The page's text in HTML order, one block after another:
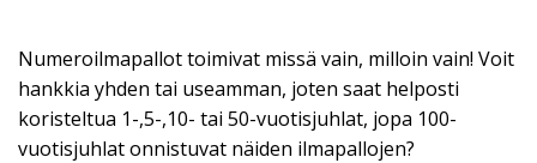
Numeroilmapallot toimivat missä vain, milloin vain! Voit
hankkia yhden tai useamman, joten saat helposti
koristeltua 1-,5-,10- tai 50-vuotisjuhlat, jopa 100-
vuotisjuhlat onnistuvat näiden ilmapallojen?